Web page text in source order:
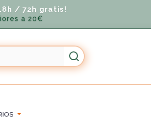
/ 72h gratis!
a 20€